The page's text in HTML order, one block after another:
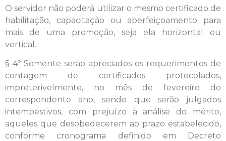
O servidor não poderá utilizar o mesmo certificado de
habilitação, capacitação ou aperfeiçoamento para
mais de uma promoção, seja ela horizontal ou
vertical.
§ 4º Somente serão apreciados os requerimentos de
contagem de certificados protocolados,
impreterivelmente, no mês de fevereiro do
correspondente ano, sendo que serão julgados
intempestivos, com prejuízo à análise do mérito,
aqueles que desobedecerem ao prazo estabelecido,
conforme cronograma definido em Decreto